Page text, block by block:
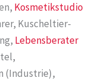
Kosmetikstudio
Kuscheltier-
Lebensberater
(Industrie),